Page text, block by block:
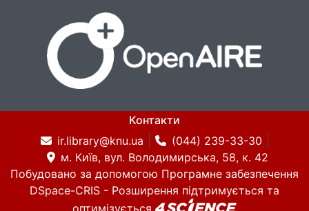
Контакти
ir.library@knu.ua
(044) 239-33-30
м. Київ, вул. Володимирська, 58, к. 42
Побудовано за допомогою Програмне забезпечення
DSpace-CRIS - Розширення підтримується та